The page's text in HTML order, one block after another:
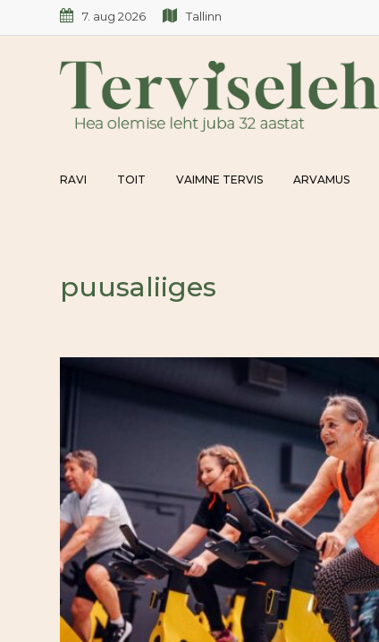
to
7. aug 2026 Tallinn
RAVI TOIT VAIMNE TERVIS ARVAMUS
puusaliiges